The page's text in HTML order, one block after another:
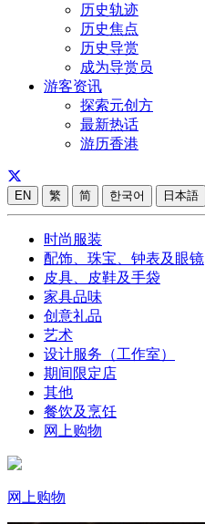
历史轨迹
历史焦点
历史导赏
成为导赏员
游客资讯
探索元创方
最新热话
游历香港
EN 繁 简 한국어 日本語
时尚服装
配饰、珠宝、钟表及眼镜
皮具、皮鞋及手袋
家具品味
创意礼品
艺术
设计服务（工作室）
期间限定店
其他
餐饮及烹饪
网上购物
网上购物